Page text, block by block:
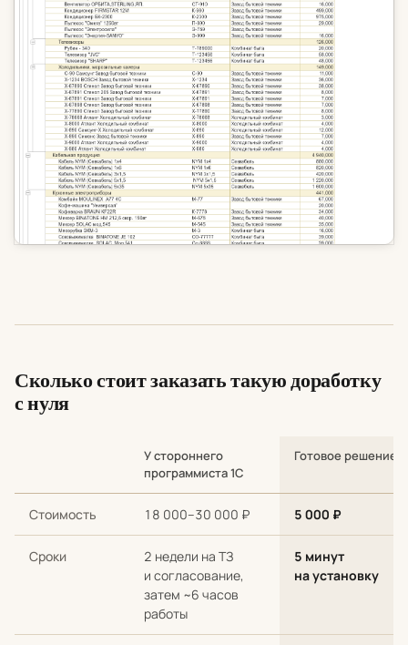
Сколько стоит заказать такую доработку
с нуля
У стороннего
программиста 1С
Готовое решение
Стоимость 18 000–30 000 ₽ 5 000 ₽
Сроки
2 недели на ТЗ
и согласование,
затем ~6 часов
работы
5 минут
на установку